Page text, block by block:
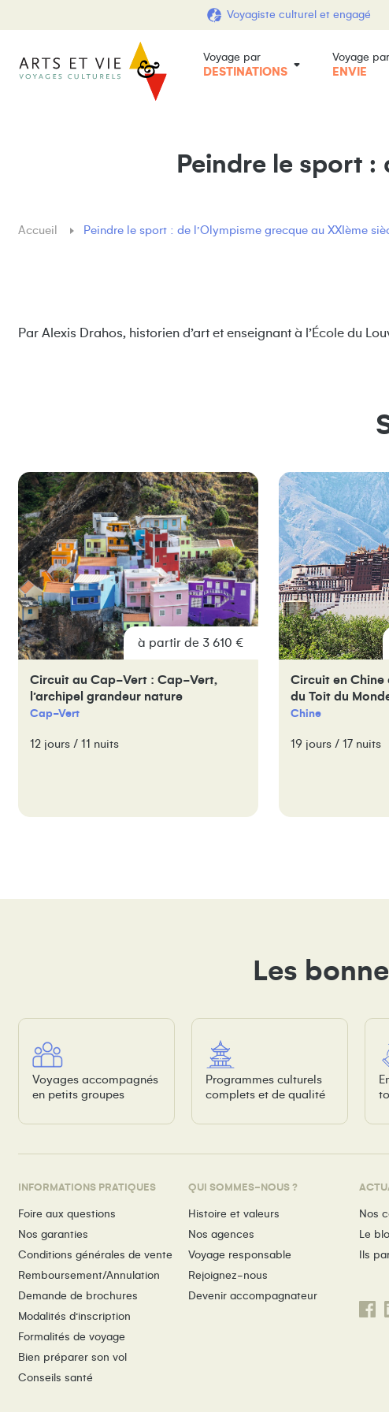
Voyagiste culturel et engagé
Voyage par
DESTINATIONS
Voyage par
ENVIE
Peindre le sport :
Accueil Peindre le sport : de l’Olympisme grecque au XXIème
Par Alexis Drahos, historien d’art et enseignant à l’École du
à partir de 3 610 €
Circuit au Cap-Vert : Cap-Vert,
l’archipel grandeur nature
Cap-Vert
12 jours / 11 nuits
Circuit en Chine
du Toit du
Chine
19 jours / 17 nuits
Les
Voyages accompagnés
en petits groupes
Programmes culturels
complets et de qualité
INFORMATIONS PRATIQUES
Foire aux questions
Nos garanties
Conditions générales de vente
Remboursement/Annulation
Demande de brochures
Modalités d’inscription
Formalités de voyage
Bien préparer son vol
Conseils santé
QUI SOMMES-NOUS ?
Histoire et valeurs
Nos agences
Voyage responsable
Rejoignez-nous
Devenir accompagnateur
Nos
Le
Ils